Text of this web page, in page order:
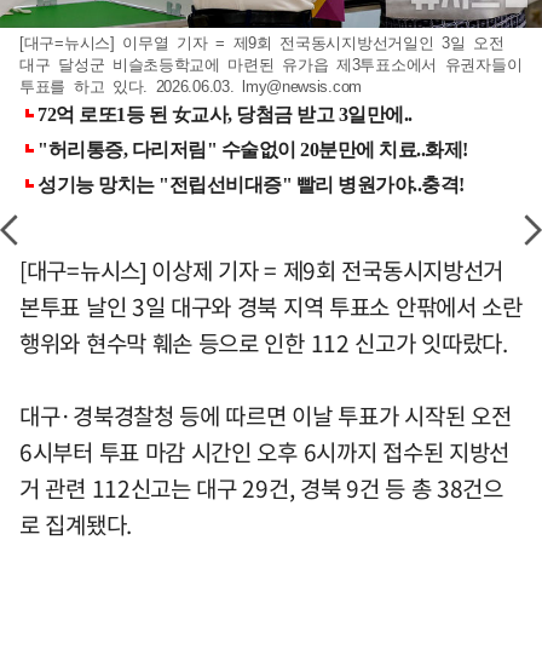
[대구=뉴시스] 이무열 기자 = 제9회 전국동시지방선거일인 3일 오전
대구 달성군 비슬초등학교에 마련된 유가읍 제3투표소에서 유권자들이
투표를 하고 있다. 2026.06.03. lmy@newsis.com
[대구=뉴시스] 이상제 기자 = 제9회 전국동시지방선거
본투표 날인 3일 대구와 경북 지역 투표소 안팎에서 소란
행위와 현수막 훼손 등으로 인한 112 신고가 잇따랐다.
대구·경북경찰청 등에 따르면 이날 투표가 시작된 오전
6시부터 투표 마감 시간인 오후 6시까지 접수된 지방선
거 관련 112신고는 대구 29건, 경북 9건 등 총 38건으
로 집계됐다.